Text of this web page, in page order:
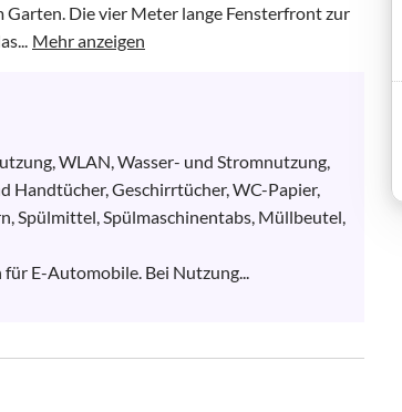
Garten. Die vier Meter lange Fensterfront zur
Mehr anzeigen
WLAN, Wasser- und Stromnutzung,
Handtücher, Geschirrtücher, WC-Papier,
Spülmittel, Spülmaschinentabs, Müllbeutel,
E-Automobile. Bei Nutzung...